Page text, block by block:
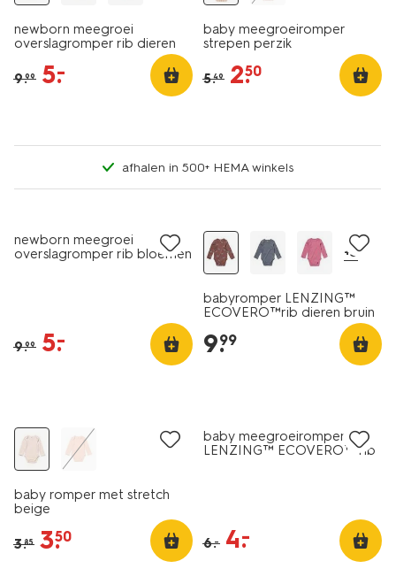
newborn meegroei
overslagromper rib dieren
9.99 5.
–
baby meegroeiromper
strepen perzik
5.49 2.
50
afhalen in 500+ HEMA winkels
newborn meegroei
overslagromper rib bloemen
9.99 5.
–
+3
babyromper LENZING™
ECOVERO™rib dieren bruin
9.
99
baby romper met stretch
beige
3.85 3.
50
baby meegroeiromper
LENZING™ ECOVERO™ rib
6.– 4.
–